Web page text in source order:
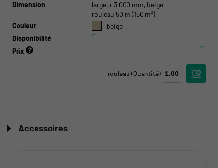
Dimension
largeur 3 000 mm, beige
rouleau 50 m (150 m²)
Couleur
beige
Disponibilité
Prix
rouleau (Quantité)
Accessoires